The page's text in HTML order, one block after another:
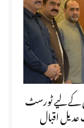
کے لیے ٹورسٹ
عدیل اقبال